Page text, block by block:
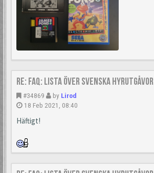
Re: FAQ: Lista över svenska hyrutgåvor
#34869 by Lirod
18 Feb 2021, 08:40
Häftigt!